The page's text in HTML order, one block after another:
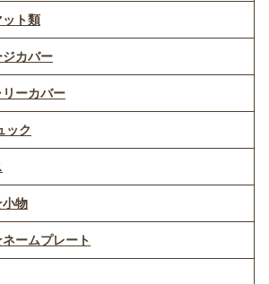
ット類
カバー
ーカバー
ック
物
ームプレート